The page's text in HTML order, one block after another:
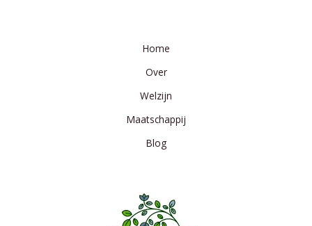
Home
Over
Welzijn
Maatschappij
Blog